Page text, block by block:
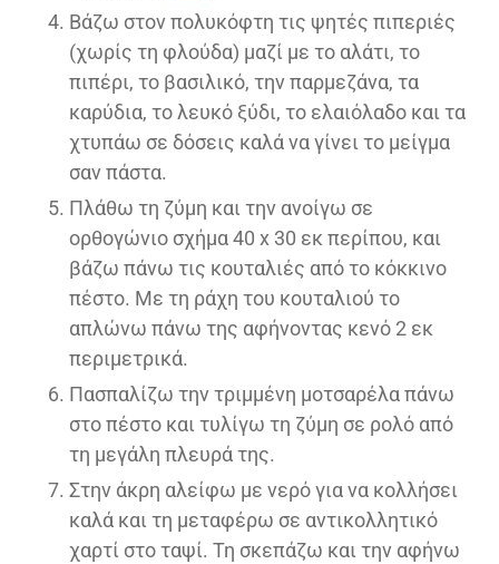
Βάζω στον πολυκόφτη τις ψητές πιπεριές
(χωρίς τη φλούδα) μαζί με το αλάτι, το
πιπέρι, το βασιλικό, την παρμεζάνα, τα
καρύδια, το λευκό ξύδι, το ελαιόλαδο και τα
χτυπάω σε δόσεις καλά να γίνει το μείγμα
σαν πάστα.
Πλάθω τη ζύμη και την ανοίγω σε
ορθογώνιο σχήμα 40 x 30 εκ περίπου, και
βάζω πάνω τις κουταλιές από το κόκκινο
πέστο. Με τη ράχη του κουταλιού το
απλώνω πάνω της αφήνοντας κενό 2 εκ
περιμετρικά.
Πασπαλίζω την τριμμένη μοτσαρέλα πάνω
στο πέστο και τυλίγω τη ζύμη σε ρολό από
τη μεγάλη πλευρά της.
Στην άκρη αλείφω με νερό για να κολλήσει
καλά και τη μεταφέρω σε αντικολλητικό
χαρτί στο ταψί. Τη σκεπάζω και την αφήνω